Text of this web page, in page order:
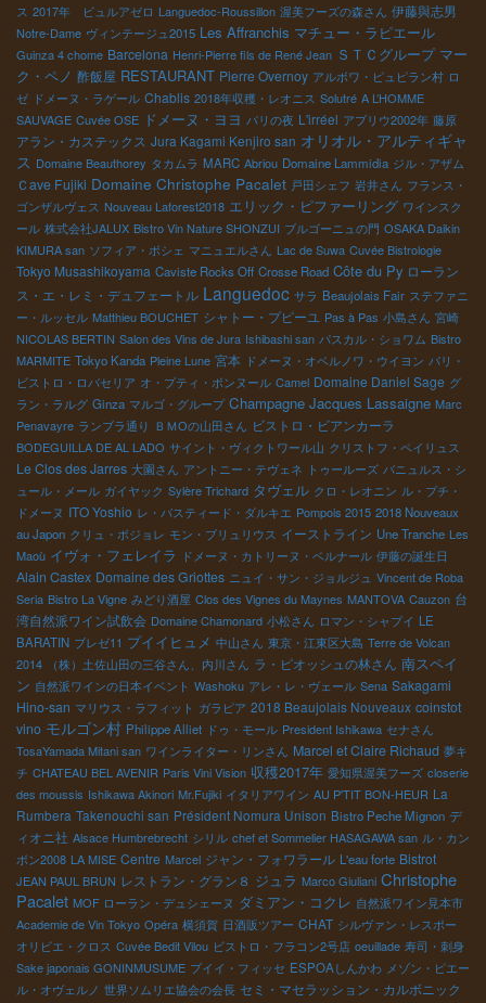
ス 2017年 ビュルアゼロ Languedoc-Roussillon 渥美フーズの森さん 伊藤與志男
Notre-Dame ヴィンテージュ2015 Les Affranchis マチュー・ラピエール
Guinza 4 chome Barcelona Henri-Pierre fils de René Jean ＳＴＣグループ マー
ク・ペノ 酢飯屋 RESTAURANT Pierre Overnoy アルボワ・ピュピラン村 ロ
ゼ ドメーヌ・ラゲール Chablis 2018年収穫・レオニス Solutré A L’HOMME
SAUVAGE Cuvée OSE ドメーヌ・ヨヨ パリの夜 L'irréel アブリウ2002年 藤原
アラン・カステックス Jura Kagami Kenjiro san オリオル・アルティギャ
ス Domaine Beauthorey タカムラ MARC Abriou Domaine Lammidia ジル・アザム
Ｃave Fujiki Domaine Christophe Pacalet 戸田シェフ 岩井さん フランス・
ゴンザルヴェス Nouveau Laforest2018 エリック・ピファーリング ワインスク
ール 株式会社JALUX Bistro Vin Nature SHONZUI ブルゴーニュの門 OSAKA Daikin
KIMURA san ソフィア・ボシェ マニュエルさん Lac de Suwa Cuvée Bistrologie
Tokyo Musashikoyama Caviste Rocks Off Crosse Road Côte du Py ローラン
ス・エ・レミ・デュフェートル Languedoc サラ Beaujolais Fair ステファニ
ー・ルッセル Matthieu BOUCHET シャトー・プピーユ Pas à Pas 小島さん 宮崎
NICOLAS BERTIN Salon des Vins de Jura Ishibashi san パスカル・ショワム Bistro
MARMITE Tokyo Kanda Pleine Lune 宮本 ドメーヌ・オベルノワ・ウイヨン パリ・
ビストロ・ロバセリア オ・プティ・ボンヌール Camel Domaine Daniel Sage グ
ラン・ラルグ Ginza マルゴ・グループ Champagne Jacques Lassaigne Marc
Penavayre ランブラ通り ＢＭОの山田さん ビストロ・ビアンカーラ
BODEGUILLA DE AL LADO サイント・ヴィクトワール山 クリストフ・ペイリュス
Le Clos des Jarres 大園さん アントニー・テヴェネ トゥールーズ バニュルス・シ
ュール・メール ガイヤック Sylère Trichard タヴェル クロ・レオニン ル・プチ・
ドメーヌ ITO Yoshio レ・バスティード・ダルキエ Pompois 2015 2018 Nouveaux
au Japon クリュ・ボジョレ モン・ブリュリウス イーストライン Une Tranche Les
Maoù イヴォ・フェレイラ ドメーヌ・カトリーヌ・ベルナール 伊藤の誕生日
Alain Castex Domaine des Griottes ニュイ・サン・ジョルジュ Vincent de Roba
Seria Bistro La Vigne みどり酒屋 Clos des Vignes du Maynes MANTOVA Cauzon 台
湾自然派ワイン試飲会 Domaine Chamonard 小松さん ロマン・シャプイ LE
BARATIN ブレゼ11 プイイヒュメ 中山さん 東京・江東区大島 Terre de Volcan
2014
（株）土佐山田の三谷さん、内川さん ラ・ピオッシュの林さん 南スペイ
ン 自然派ワインの日本イベント Washoku アレ・レ・ヴェール Sena Sakagami
Hino-san マリウス・ラフィット ガラピア 2018 Beaujolais Nouveaux coinstot
vino モルゴン村 Philippe Alliet ドゥ・モール President Ishikawa セナさん
TosaYamada Mitani san ワインライター・リンさん Marcel et Claire Richaud 夢キ
チ CHATEAU BEL AVENIR Paris Vini Vision 収穫2017年 愛知県渥美フーズ closerie
des moussis Ishikawa Akinori Mr.Fujiki イタリアワイン AU P'TIT BON-HEUR La
Rumbera Takenouchi san Président Nomura Unison Bistro Peche Mignon デ
ィオニ社 Alsace Humbrebrecht シリル chef et Sommelier HASAGAWA san ル・カン
ボン2008 LA MISE Centre Marcel ジャン・フォワラール L'eau forte Bistrot
JEAN PAUL BRUN レストラン・グラン８ ジュラ Marco Giuliani Christophe
Pacalet MOF ローラン・デュシェーヌ ダミアン・コクレ 自然派ワイン見本市
Academie de Vin Tokyo Opéra 横須賀 日酒販ツアー CHAT シルヴァン・レスポー
オリビエ・クロス Cuvée Bedit Vilou ビストロ・フラコン2号店 oeuillade 寿司・刺身
Sake japonais GONINMUSUME プイイ・フィッセ ESPOAしんかわ メゾン・ピエー
ル・オヴェルノ 世界ソムリエ協会の会長 セミ・マセラッション・カルボニック